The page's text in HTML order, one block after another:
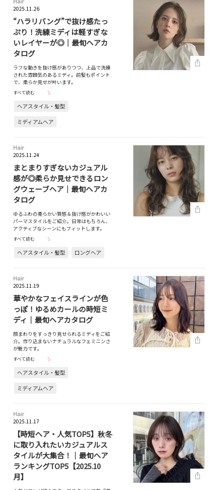
2025.11.26
“ハラリバング”で抜け感たっ
ぷり！洗練ミディは軽すぎな
いレイヤーが◎｜最旬ヘアカ
タログ
ラフな動きを抜け感がありつつ、上品で洗練
された雰囲気のあるミディ。前髪もポイント
で、柔らか見せが叶います。
すべて読む
ヘアスタイル・髪型
ミディアムヘア
Hair
2025.11.24
まとまりすぎないカジュアル
感が◎柔らか見せできるロン
グウェーブヘア｜最旬ヘアカ
タログ
ゆるふわの柔らかい質感＆抜け感がかわいい
パーマスタイルをご紹介。日常はもちろん、
アクティブなシーンにもフィットします。
すべて読む
ヘアスタイル・髪型 ロングヘア
Hair
2025.11.19
華やかなフェイスラインが色
っぽ！ゆるめカールの時短ミ
ディ｜最旬ヘアカタログ
顔まわりをすっきり見せられるミディをご紹
介。作り込まないナチュラルなフェミニンさ
が魅力です。
すべて読む
ヘアスタイル・髪型
ミディアムヘア
Hair
2025.11.17
【時短ヘア・人気TOP5】秋冬
に取り入れたいカジュアルス
タイルが大集合！｜最旬ヘア
ランキングTOP5【2025.10
月】